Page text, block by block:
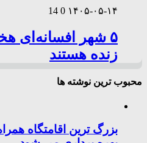
۱۴۰۵-۰۵-۱۴ 0
14
۵ شهر افسانه‌ای
زنده هستند
محبوب ترین نوشته ها
بزرگ ترین اقامتگاه